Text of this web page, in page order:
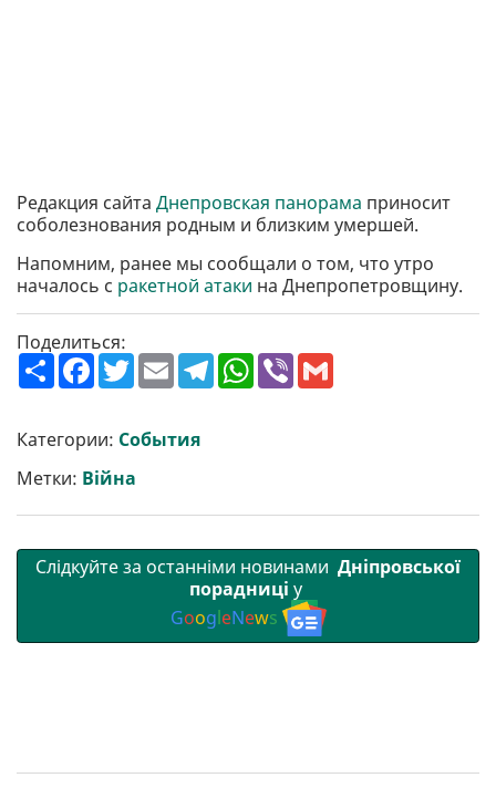
Редакция сайта Днепровская панорама приносит
соболезнования родным и близким умершей.
Напомним, ранее мы сообщали о том, что утро
началось с ракетной атаки на Днепропетровщину.
Поделиться:
П
о
р
и
т
и
F
a
b
o
o
k
T
w
t
e
E
m
l
T
e
W
h
V
Категории: События
Метки: Війна
Слідкуйте за останніми новинами Дніпровської
порадниці у
GoogleNews